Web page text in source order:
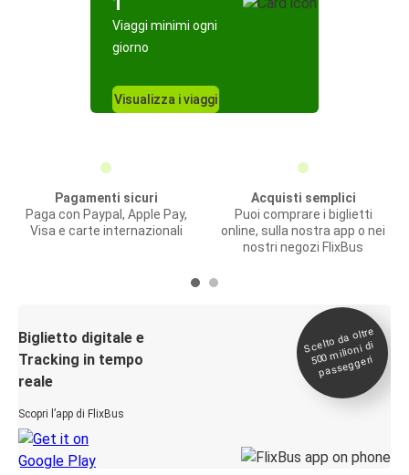
Viaggi minimi ogni
giorno
Visualizza i viaggi
Pagamenti sicuri
Paga con Paypal, Apple Pay,
Visa e carte internazionali
Acquisti semplici
Puoi comprare i biglietti
online, sulla nostra app o nei
nostri negozi FlixBus
Biglietto digitale e
Tracking in tempo
reale
Scopri l’app di FlixBus
Scelto da oltre
500
milioni di
passeggeri